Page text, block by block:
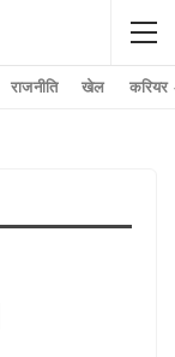
राजनीति खेल करियर